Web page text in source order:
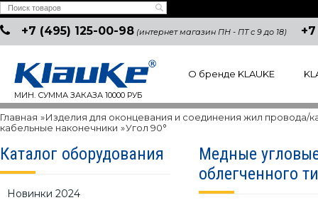
+7 (495) 125-00-98 (интернет магазин ПН - ПТ с 9 до 18)
МИН. СУММА ЗАКАЗА 10000 РУБ
О бренде KLAUKE
Каталог оборудования
Новинки 2024
Главная »Изделия для оконцевания и соединения жил провода/
кабельные наконечники »Угол 90°
Медные
облегченного